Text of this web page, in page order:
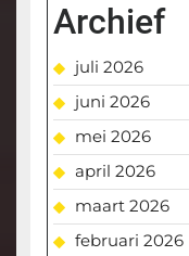
Archief
juli 2026
juni 2026
mei 2026
april 2026
maart 2026
februari 2026